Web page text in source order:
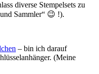
diverse Stempelsets zu
Sammler“ 😉 !).
– bin ich darauf
(Meine